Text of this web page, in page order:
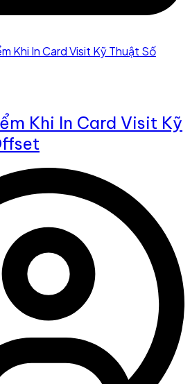
Khi In Card Visit Kỹ